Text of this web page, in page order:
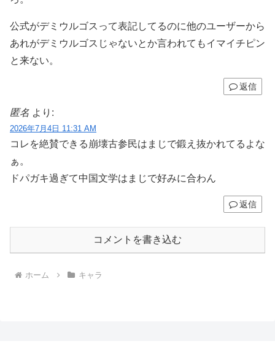
公式がデミウルゴスって表記してるのに他のユーザーから
あれがデミウルゴスじゃないとか言われてもイマイチピン
と来ない。
返信
匿名 より:
2026年7月4日 11:31 AM
コレを絶賛できる崩壊古参民はまじで鍛え抜かれてるよな
ぁ。
ドパガキ過ぎて中国文学はまじで好みに合わん
返信
コメントを書き込む
ホーム キャラ